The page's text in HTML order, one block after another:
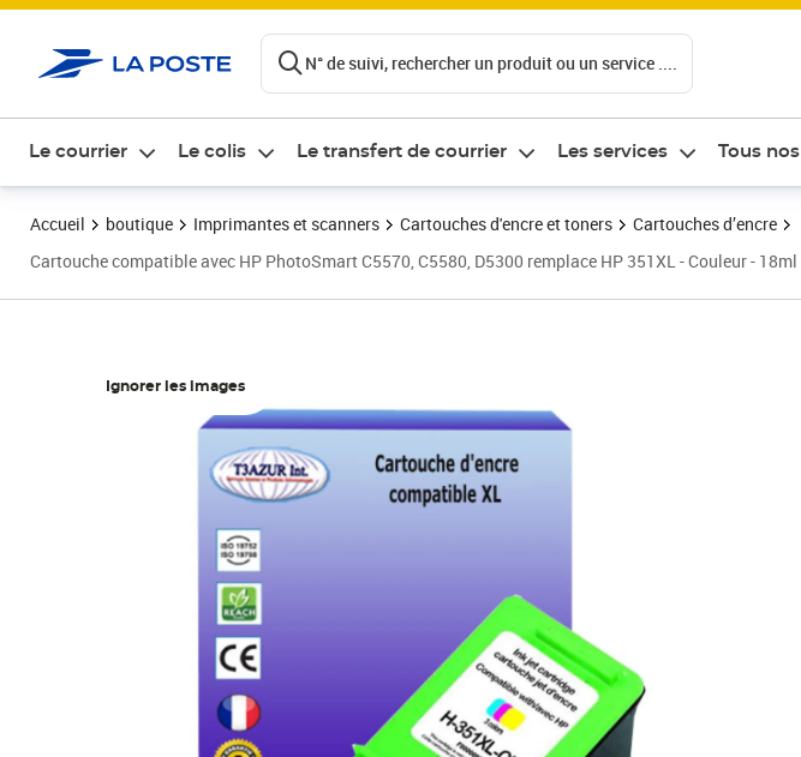
N° de suivi, rechercher un produit ou un service ....
Le courrier Le colis Le transfert de courrier Les services Tous
Accueil boutique Imprimantes et scanners Cartouches d'encre et toners
Cartouches d’encre
Cartouche compatible avec HP PhotoSmart C5570, C5580, D5300 remplace HP 351XL - Couleur - 18ml
Ignorer les images